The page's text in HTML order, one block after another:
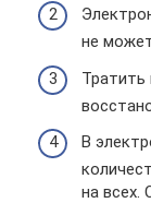
не
Тратить
В
на всех.